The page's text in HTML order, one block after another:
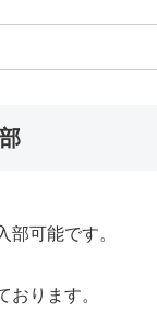
部可能です。
おります。